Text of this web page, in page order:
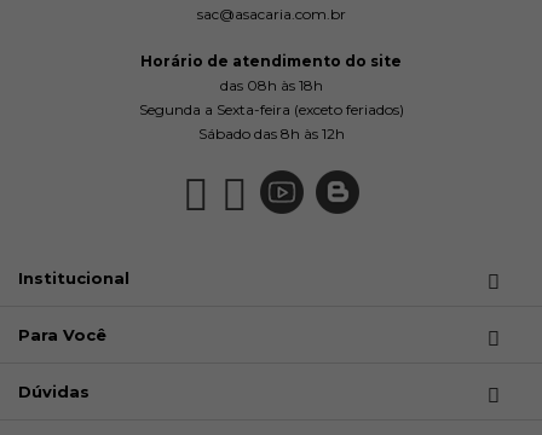
sac@asacaria.com.br
Horário de atendimento do site
das 08h às 18h
Segunda a Sexta-feira (exceto feriados)
Sábado das 8h às 12h
Institucional
Para Você
Dúvidas